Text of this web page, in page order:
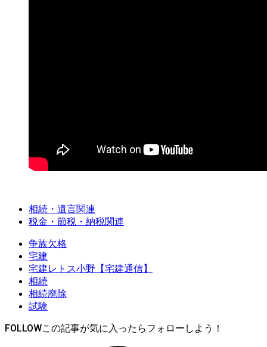
相続・遺言関連
税金・節税・納税関連
争族欠格
宅建
宅建レトス小野【宅建通信】
相続
相続廃除
試験
FOLLOW